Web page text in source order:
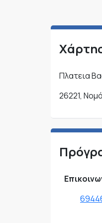
Πλατεια
26221,